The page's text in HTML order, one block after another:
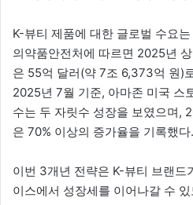
K-뷰티 제품에 대한 글로벌 수요
의약품안전처에 따르면 2025년
은 55억 달러(약 7조 6,373억 원)
2025년 7월 기준, 아마존 미국 스
수는 두 자릿수 성장을 보였으며,
은 70% 이상의 증가율을 기록했다.
이번 3개년 전략은 K-뷰티 브랜드
이스에서 성장세를 이어나갈 수